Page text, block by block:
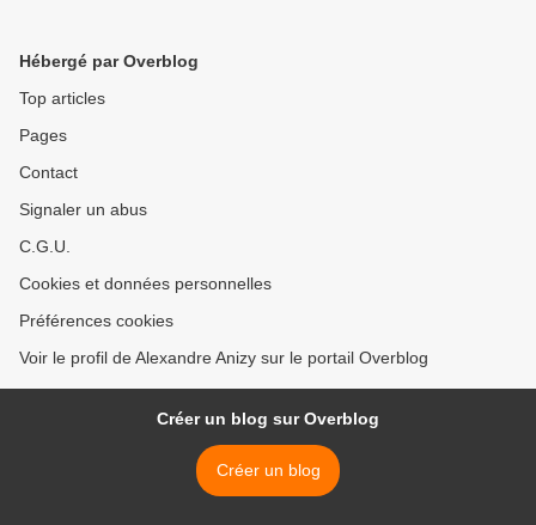
Hébergé par Overblog
Top articles
Pages
Contact
Signaler un abus
C.G.U.
Cookies et données personnelles
Préférences cookies
Voir le profil de Alexandre Anizy sur le portail Overblog
Créer un blog sur Overblog
Créer un blog